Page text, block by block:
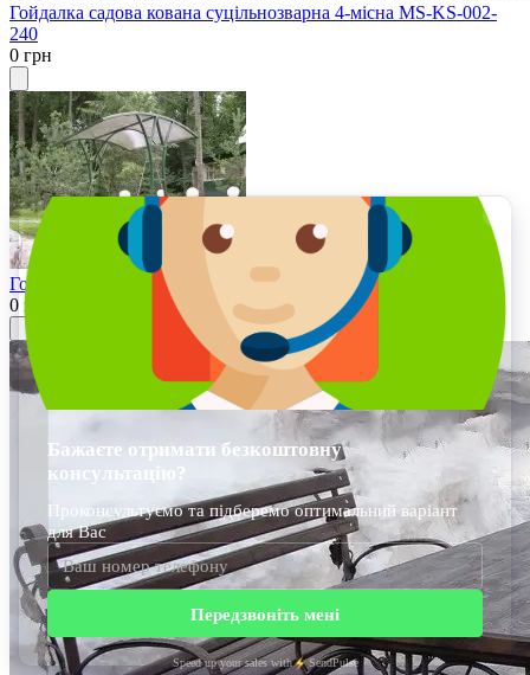
Гойдалка садова кована суцільнозварна 4-місна MS-KS-002-
240
0 грн
Гойдалка садова 3-місна MS-KS-004
0 грн